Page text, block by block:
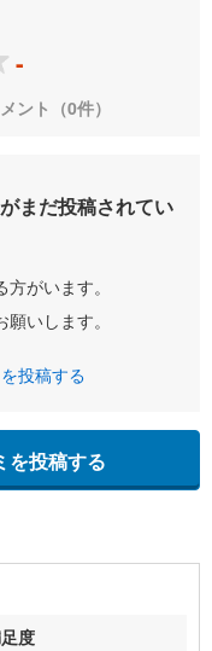
-
ント（0件）
まだ投稿されてい
がいます。
いします。
投稿する
を投稿する
度